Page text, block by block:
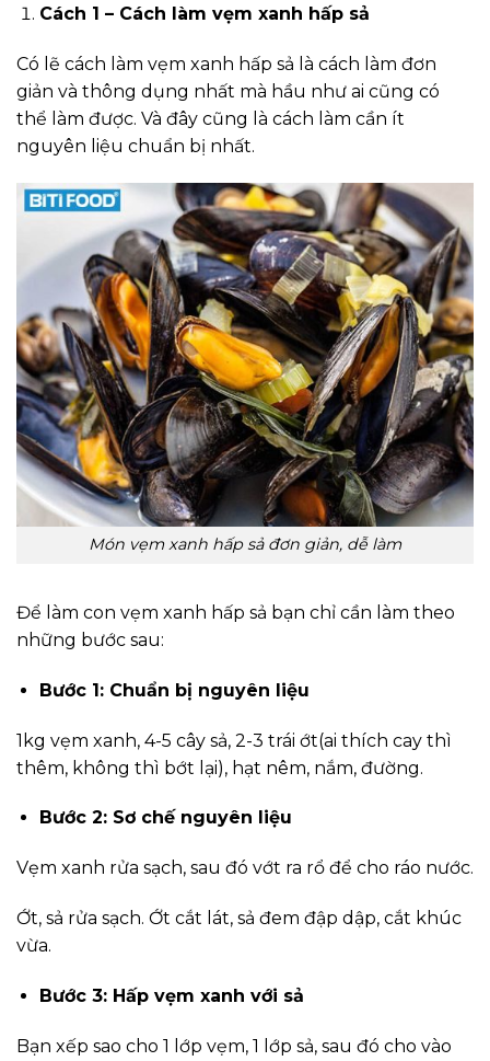
Cách 1 – Cách làm vẹm xanh hấp sả
Có lẽ cách làm vẹm xanh hấp sả là cách làm đơn
giản và thông dụng nhất mà hầu như ai cũng có
thể làm được. Và đây cũng là cách làm cần ít
nguyên liệu chuẩn bị nhất.
Món vẹm xanh hấp sả đơn giản, dễ làm
Để làm con vẹm xanh hấp sả bạn chỉ cần làm theo
những bước sau:
Bước 1: Chuẩn bị nguyên liệu
1kg vẹm xanh, 4-5 cây sả, 2-3 trái ớt(ai thích cay thì
thêm, không thì bớt lại), hạt nêm, nắm, đường.
Bước 2: Sơ chế nguyên liệu
Vẹm xanh rửa sạch, sau đó vớt ra rổ để cho ráo nước.
Ớt, sả rửa sạch. Ớt cắt lát, sả đem đập dập, cắt khúc
vừa.
Bước 3: Hấp vẹm xanh với sả
Bạn xếp sao cho 1 lớp vẹm, 1 lớp sả, sau đó cho vào